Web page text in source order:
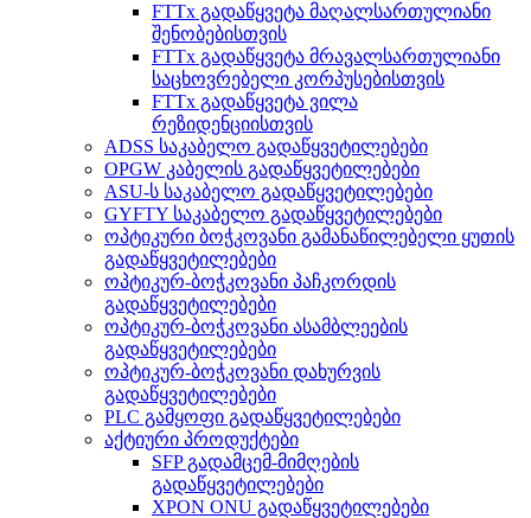
FTTx გადაწყვეტა მაღალსართულიანი
შენობებისთვის
FTTx გადაწყვეტა მრავალსართულიანი
საცხოვრებელი კორპუსებისთვის
FTTx გადაწყვეტა ვილა
რეზიდენციისთვის
ADSS საკაბელო გადაწყვეტილებები
OPGW კაბელის გადაწყვეტილებები
ASU-ს საკაბელო გადაწყვეტილებები
GYFTY საკაბელო გადაწყვეტილებები
ოპტიკური ბოჭკოვანი გამანაწილებელი ყუთის
გადაწყვეტილებები
ოპტიკურ-ბოჭკოვანი პაჩკორდის
გადაწყვეტილებები
ოპტიკურ-ბოჭკოვანი ასამბლეების
გადაწყვეტილებები
ოპტიკურ-ბოჭკოვანი დახურვის
გადაწყვეტილებები
PLC გამყოფი გადაწყვეტილებები
აქტიური პროდუქტები
SFP გადამცემ-მიმღების
გადაწყვეტილებები
XPON ONU გადაწყვეტილებები